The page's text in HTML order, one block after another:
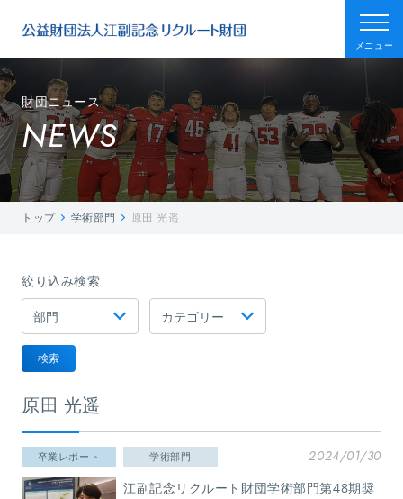
メニュー
財団ニュース
NEWS
トップ 学術部門 原田 光遥
絞り込み検索
検索
原田 光遥
卒業レポート 学術部門 2024/01/30
江副記念リクルート財団学術部門第48期奨